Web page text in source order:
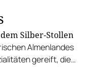
dem Silber-Stollen
Almenlandes
gereift, die